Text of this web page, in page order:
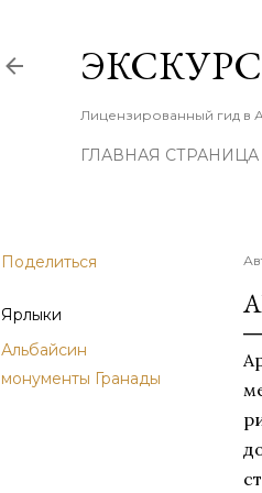
Лицензированный гид в
ГЛАВНАЯ СТРАНИЦА
Поделиться
Ярлыки
Альбайсин
монументы Гранады